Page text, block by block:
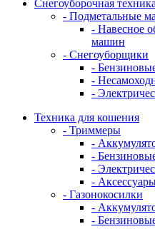
Снегоуборочная техника
- Подметальные
- Навесное
машин
- Снегоуборщики
-
-
-
Техника для кошения
- Триммеры
-
-
-
-
- Газонокосилки
-
-